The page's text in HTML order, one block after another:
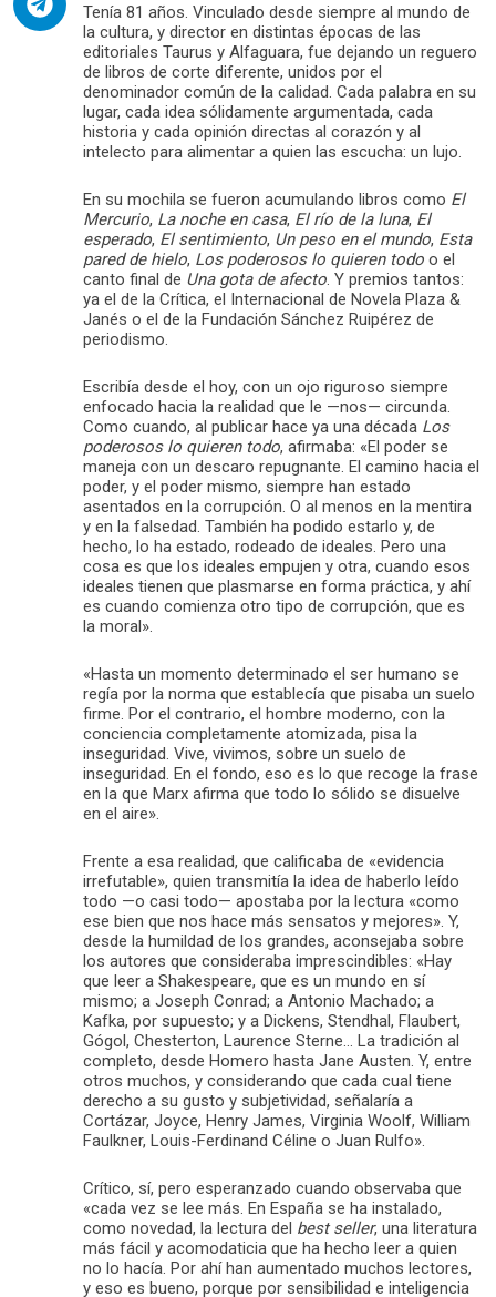
Tenía 81 años. Vinculado desde siempre al mundo de
la cultura, y director en distintas épocas de las
editoriales Taurus y Alfaguara, fue dejando un reguero
de libros de corte diferente, unidos por el
denominador común de la calidad. Cada palabra en su
lugar, cada idea sólidamente argumentada, cada
historia y cada opinión directas al corazón y al
intelecto para alimentar a quien las escucha: un lujo.
En su mochila se fueron acumulando libros como El
Mercurio, La noche en casa, El río de la luna, El
esperado, El sentimiento, Un peso en el mundo, Esta
pared de hielo, Los poderosos lo quieren todo o el
canto final de Una gota de afecto. Y premios tantos:
ya el de la Crítica, el Internacional de Novela Plaza &
Janés o el de la Fundación Sánchez Ruipérez de
periodismo.
Escribía desde el hoy, con un ojo riguroso siempre
enfocado hacia la realidad que le —nos— circunda.
Como cuando, al publicar hace ya una década Los
poderosos lo quieren todo, afirmaba: «El poder se
maneja con un descaro repugnante. El camino hacia el
poder, y el poder mismo, siempre han estado
asentados en la corrupción. O al menos en la mentira
y en la falsedad. También ha podido estarlo y, de
hecho, lo ha estado, rodeado de ideales. Pero una
cosa es que los ideales empujen y otra, cuando esos
ideales tienen que plasmarse en forma práctica, y ahí
es cuando comienza otro tipo de corrupción, que es
la moral».
«Hasta un momento determinado el ser humano se
regía por la norma que establecía que pisaba un suelo
firme. Por el contrario, el hombre moderno, con la
conciencia completamente atomizada, pisa la
inseguridad. Vive, vivimos, sobre un suelo de
inseguridad. En el fondo, eso es lo que recoge la frase
en la que Marx afirma que todo lo sólido se disuelve
en el aire».
Frente a esa realidad, que calificaba de «evidencia
irrefutable», quien transmitía la idea de haberlo leído
todo —o casi todo— apostaba por la lectura «como
ese bien que nos hace más sensatos y mejores». Y,
desde la humildad de los grandes, aconsejaba sobre
los autores que consideraba imprescindibles: «Hay
que leer a Shakespeare, que es un mundo en sí
mismo; a Joseph Conrad; a Antonio Machado; a
Kafka, por supuesto; y a Dickens, Stendhal, Flaubert,
Gógol, Chesterton, Laurence Sterne… La tradición al
completo, desde Homero hasta Jane Austen. Y, entre
otros muchos, y considerando que cada cual tiene
derecho a su gusto y subjetividad, señalaría a
Cortázar, Joyce, Henry James, Virginia Woolf, William
Faulkner, Louis-Ferdinand Céline o Juan Rulfo».
Crítico, sí, pero esperanzado cuando observaba que
«cada vez se lee más. En España se ha instalado,
como novedad, la lectura del best seller, una literatura
más fácil y acomodaticia que ha hecho leer a quien
no lo hacía. Por ahí han aumentado muchos lectores,
y eso es bueno, porque por sensibilidad e inteligencia